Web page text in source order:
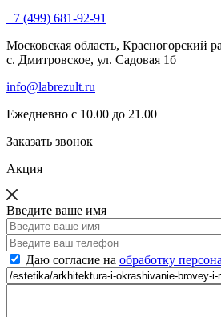
+7 (499) 681-92-91
Московская область, Красногорский
с. Дмитровское, ул. Садовая 1б
info@labrezult.ru
Ежедневно с 10.00 до 21.00
Заказать звонок
Акция
Введите ваше имя
Даю согласие на обработку